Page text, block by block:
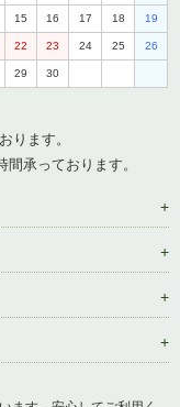
15 16 17 18 19
22 23 24 25 26
29 30
ります。
承っております。